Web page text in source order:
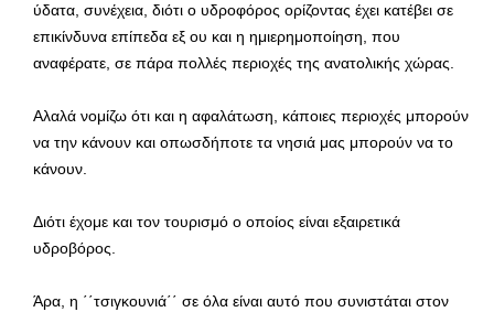
ύδατα, συνέχεια, διότι ο υδροφόρος ορίζοντας έχει κατέβει σε
επικίνδυνα επίπεδα εξ ου και η ημιερημοποίηση, που
αναφέρατε, σε πάρα πολλές περιοχές της ανατολικής χώρας.
Αλαλά νομίζω ότι και η αφαλάτωση, κάποιες περιοχές μπορούν
να την κάνουν και οπωσδήποτε τα νησιά μας μπορούν να το
κάνουν.
Διότι έχομε και τον τουρισμό ο οποίος είναι εξαιρετικά
υδροβόρος.
Άρα, η ΄΄τσιγκουνιά΄΄ σε όλα είναι αυτό που συνιστάται στον